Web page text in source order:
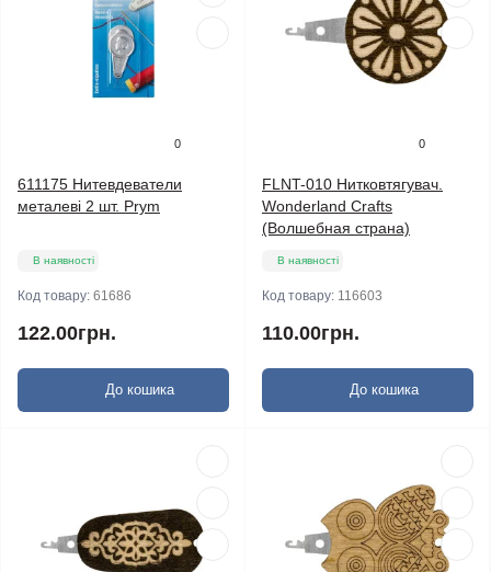
0
611175 Нитевдеватели
металеві 2 шт. Prym
В наявності
Код товару: 61686
122.00грн.
До кошика
0
FLNT-010 Нитковтягувач.
Wonderland Crafts
(Волшебная страна)
В наявності
Код товару: 116603
110.00грн.
До кошика